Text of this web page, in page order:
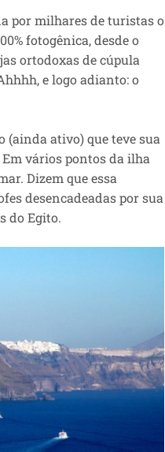
por milhares de turistas o
fotogênica, desde o
ortodoxas de cúpula
e logo adianto: o
(ainda ativo) que teve sua
vários pontos da ilha
Dizem que essa
desencadeadas por sua
do Egito.